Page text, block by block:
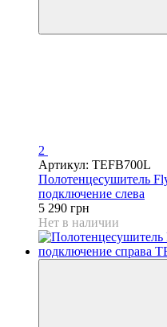
2
Артикул: TEFB700L
Полотенцесушитель
подключение слева
5 290 грн
Нет в наличии